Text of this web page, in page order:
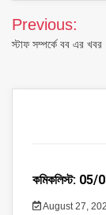
Post
Previous:
স্টাফ সম্পর্কে বব এর
কমিকলিস্ট:
August 27,